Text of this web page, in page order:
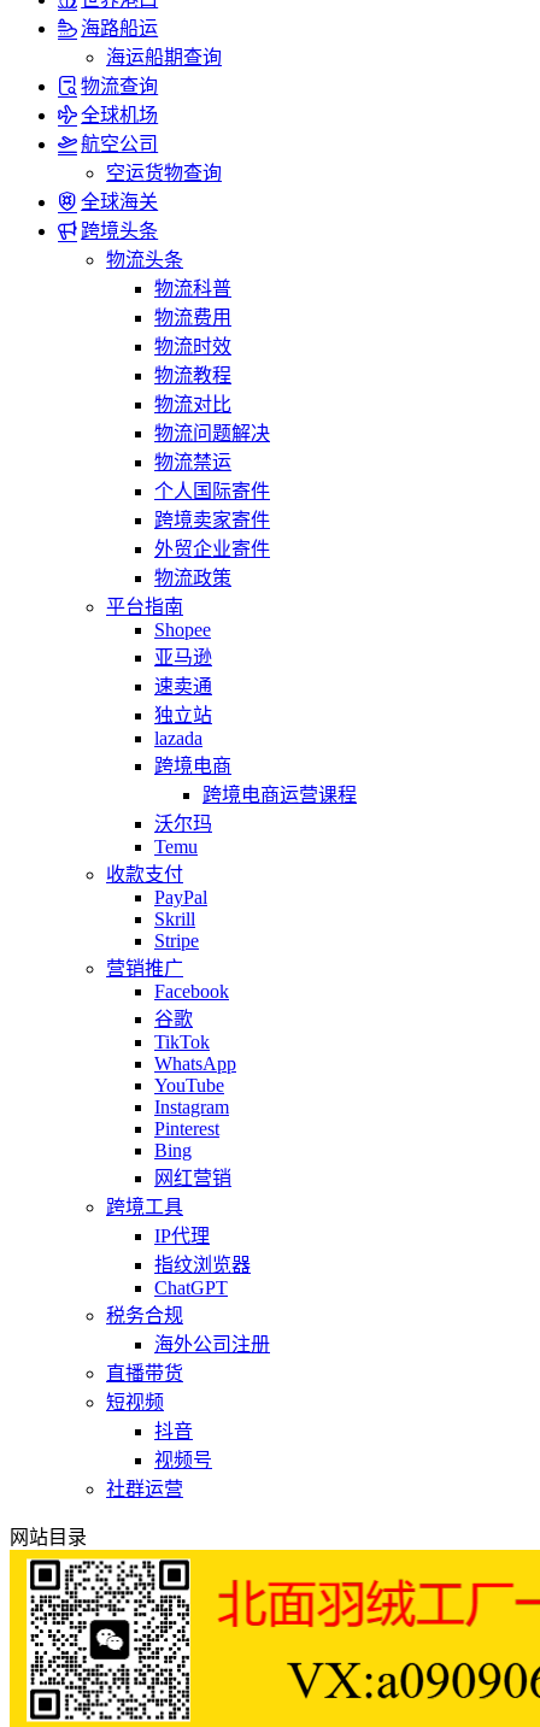
海路船运
海运船期查询
物流查询
全球机场
航空公司
空运货物查询
全球海关
跨境头条
物流头条
物流科普
物流费用
物流时效
物流教程
物流对比
物流问题解决
物流禁运
个人国际寄件
跨境卖家寄件
外贸企业寄件
物流政策
平台指南
Shopee
亚马逊
速卖通
独立站
lazada
跨境电商
跨境电商运营课程
沃尔玛
Temu
收款支付
PayPal
Skrill
Stripe
营销推广
Facebook
谷歌
TikTok
WhatsApp
YouTube
Instagram
Pinterest
Bing
网红营销
跨境工具
IP代理
指纹浏览器
ChatGPT
税务合规
海外公司注册
直播带货
短视频
抖音
视频号
社群运营
网站目录